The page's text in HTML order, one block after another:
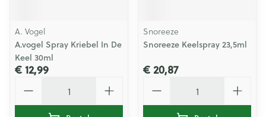
A. Vogel
A.vogel Spray Kriebel In De
Keel 30ml
€ 12,99
Snoreeze
Snoreeze Keelspray 23,5ml
€ 20,87